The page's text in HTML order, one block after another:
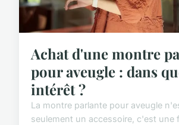
Achat d'une montre
pour aveugle : dans
intérêt ?
La montre parlante pour aveugle
seulement un accessoire, c'est une